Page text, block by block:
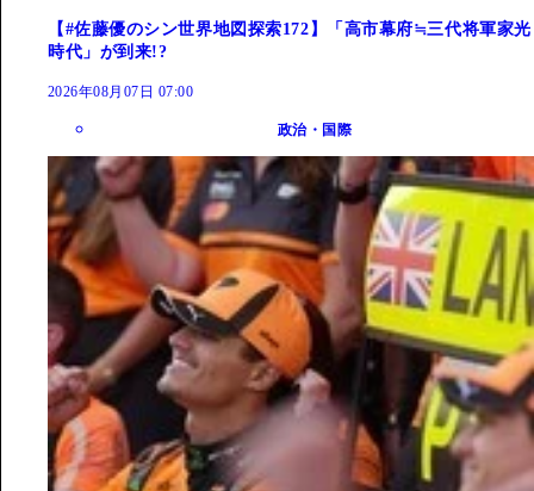
【#佐藤優のシン世界地図探索172】「高市幕府≒三代将軍家光
時代」が到来!?
2026年08月07日 07:00
政治・国際